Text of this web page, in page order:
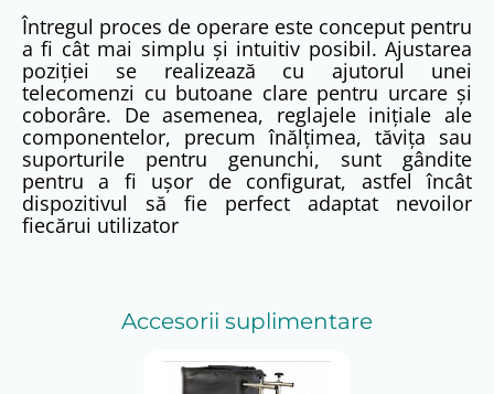
Întregul proces de operare este conceput pentru
a fi cât mai simplu și intuitiv posibil. Ajustarea
poziției se realizează cu ajutorul unei
telecomenzi cu butoane clare pentru urcare și
coborâre. De asemenea, reglajele inițiale ale
componentelor, precum înălțimea, tăvița sau
suporturile pentru genunchi, sunt gândite
pentru a fi ușor de configurat, astfel încât
dispozitivul să fie perfect adaptat nevoilor
fiecărui utilizator
Accesorii suplimentare